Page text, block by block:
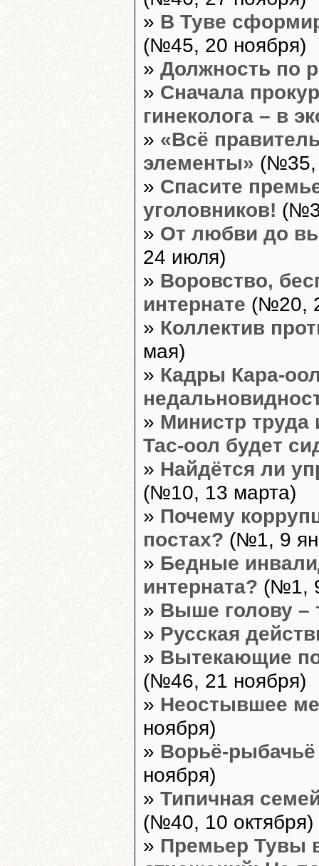
» В Туве
(№45, 20 ноября)
» Должность по
» Сначала
гинеколога – в
» «Всё
элементы» (№35,
» Спасите
уголовников!
» От любви до
24 июля)
» Воровство,
интернате (№20,
» Коллектив
мая)
» Кадры Кара-
» Министр
Тас-оол будет
» Найдётся ли
(№10, 13 марта)
» Почему
постах? (№1, 9
» Бедные
интерната? (№1,
» Выше голову –
» Русская
» Вытекающие
(№46, 21 ноября)
» Неостывшее
ноября)
» Ворьё-рыбачьё
ноября)
» Типичная
(№40, 10 октября)
» Премьер Тувы